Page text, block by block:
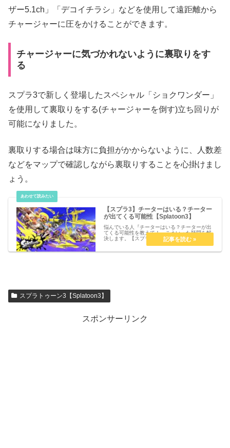
ザー5.1ch」「デコイチラシ」などを使用して遠距離から
チャージャーに圧をかけることができます。
チャージャーに気づかれないように裏取りをす
る
スプラ3で新しく登場したスペシャル「ショクワンダー」
を使用して裏取りをする(チャージャーを倒す)立ち回りが
可能になりました。
裏取りする場合は味方に負担がかからないように、人数差
などをマップで確認しながら裏取りすることを心掛けまし
ょう。
【スプラ3】チーターはいる？チーター
が出てくる可能性【Splatoon3】
悩んでいる人『チーターはいる？チーターが出
てくる可能性を教えて！』こういった疑問を解
決します。【スプラ3】チーターはいる？チー
ターが出てくる可能性は？【Splatoon3】チー
スプラトゥーン3【Splatoon3】
スポンサーリンク